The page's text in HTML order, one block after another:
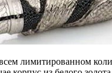
лимитированном